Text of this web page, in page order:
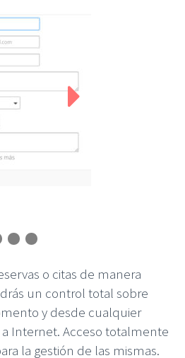
o citas de manera
un control total sobre
y desde cualquier
Internet. Acceso totalmente
la gestión de las mismas.